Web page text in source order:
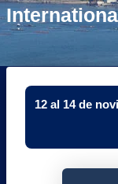
12 al 14 de